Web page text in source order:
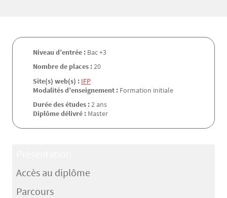
Niveau d’entrée : Bac +3
Nombre de places :20
Site(s) web(s) : IFP
Modalités d’enseignement : Formation initiale
Durée des études :2 ans
Diplôme délivré : Master
Accès au diplôme
Parcours